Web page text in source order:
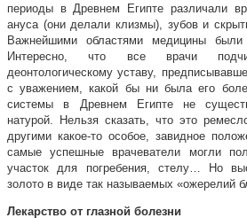
периоды в Древнем Египте различали
ануса (они делали клизмы), зубов и
Важнейшими областями медицины были
Интересно, что все врачи
деонтологическому уставу,
с уважением, какой бы ни была его
системы в Древнем Египте не
натурой. Нельзя сказать, что это
другими какое-то особое, завидное
самые успешные врачеватели могли
участок для погребения, стелу… Но
золото в виде так называемых «ожерелий
Лекарство от глазной болезни